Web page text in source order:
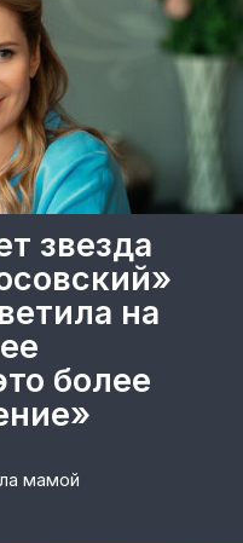
звезда
на
более
мамой